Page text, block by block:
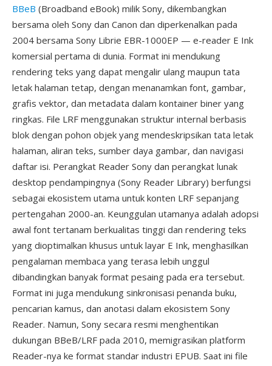
BBeB (Broadband eBook) milik Sony, dikembangkan
bersama oleh Sony dan Canon dan diperkenalkan pada
2004 bersama Sony Librie EBR-1000EP — e-reader E Ink
komersial pertama di dunia. Format ini mendukung
rendering teks yang dapat mengalir ulang maupun tata
letak halaman tetap, dengan menanamkan font, gambar,
grafis vektor, dan metadata dalam kontainer biner yang
ringkas. File LRF menggunakan struktur internal berbasis
blok dengan pohon objek yang mendeskripsikan tata letak
halaman, aliran teks, sumber daya gambar, dan navigasi
daftar isi. Perangkat Reader Sony dan perangkat lunak
desktop pendampingnya (Sony Reader Library) berfungsi
sebagai ekosistem utama untuk konten LRF sepanjang
pertengahan 2000-an. Keunggulan utamanya adalah adopsi
awal font tertanam berkualitas tinggi dan rendering teks
yang dioptimalkan khusus untuk layar E Ink, menghasilkan
pengalaman membaca yang terasa lebih unggul
dibandingkan banyak format pesaing pada era tersebut.
Format ini juga mendukung sinkronisasi penanda buku,
pencarian kamus, dan anotasi dalam ekosistem Sony
Reader. Namun, Sony secara resmi menghentikan
dukungan BBeB/LRF pada 2010, memigrasikan platform
Reader-nya ke format standar industri EPUB. Saat ini file